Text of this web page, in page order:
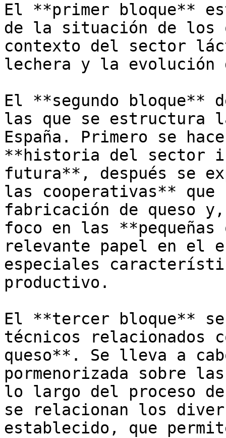
El **primer bloque**
de la situación de los
contexto del sector
lechera y la evolución
El **segundo
las que se estructura
España. Primero se
**historia del sector
futura**, después se
las cooperativas**
fabricación de queso
foco en las
relevante papel en el
especiales
productivo.
El **tercer bloque** se
técnicos relacionados
queso**. Se lleva a
pormenorizada sobre
lo largo del proceso
se relacionan los
establecido, que